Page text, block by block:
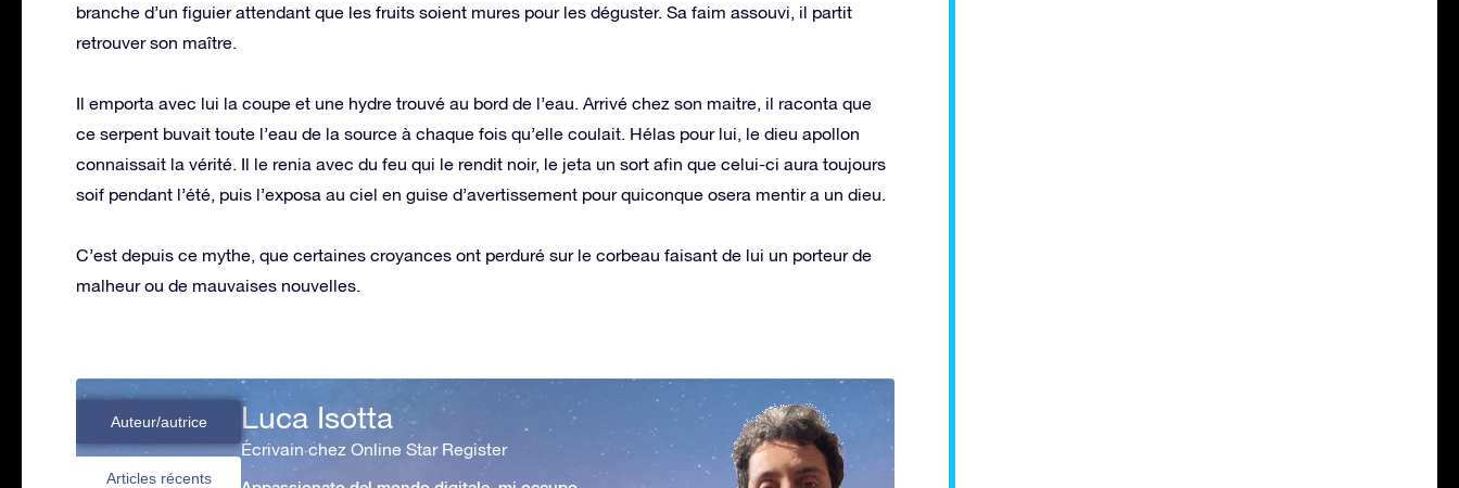
branche d’un figuier attendant que les fruits soient mures pour les déguster. Sa faim assouvi, il partit
retrouver son maître.
Il emporta avec lui la coupe et une hydre trouvé au bord de l’eau. Arrivé chez son maitre, il raconta que
ce serpent buvait toute l’eau de la source à chaque fois qu’elle coulait. Hélas pour lui, le dieu apollon
connaissait la vérité. Il le renia avec du feu qui le rendit noir, le jeta un sort afin que celui-ci aura toujours
soif pendant l’été, puis l’exposa au ciel en guise d’avertissement pour quiconque osera mentir a un dieu.
C’est depuis ce mythe, que certaines croyances ont perduré sur le corbeau faisant de lui un porteur de
malheur ou de mauvaises nouvelles.
Auteur/autrice
Articles récents
Luca Isotta
Écrivain chez Online Star Register